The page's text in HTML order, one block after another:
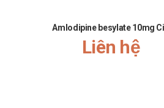
Amlodipine besylate 10mg
Liên hệ